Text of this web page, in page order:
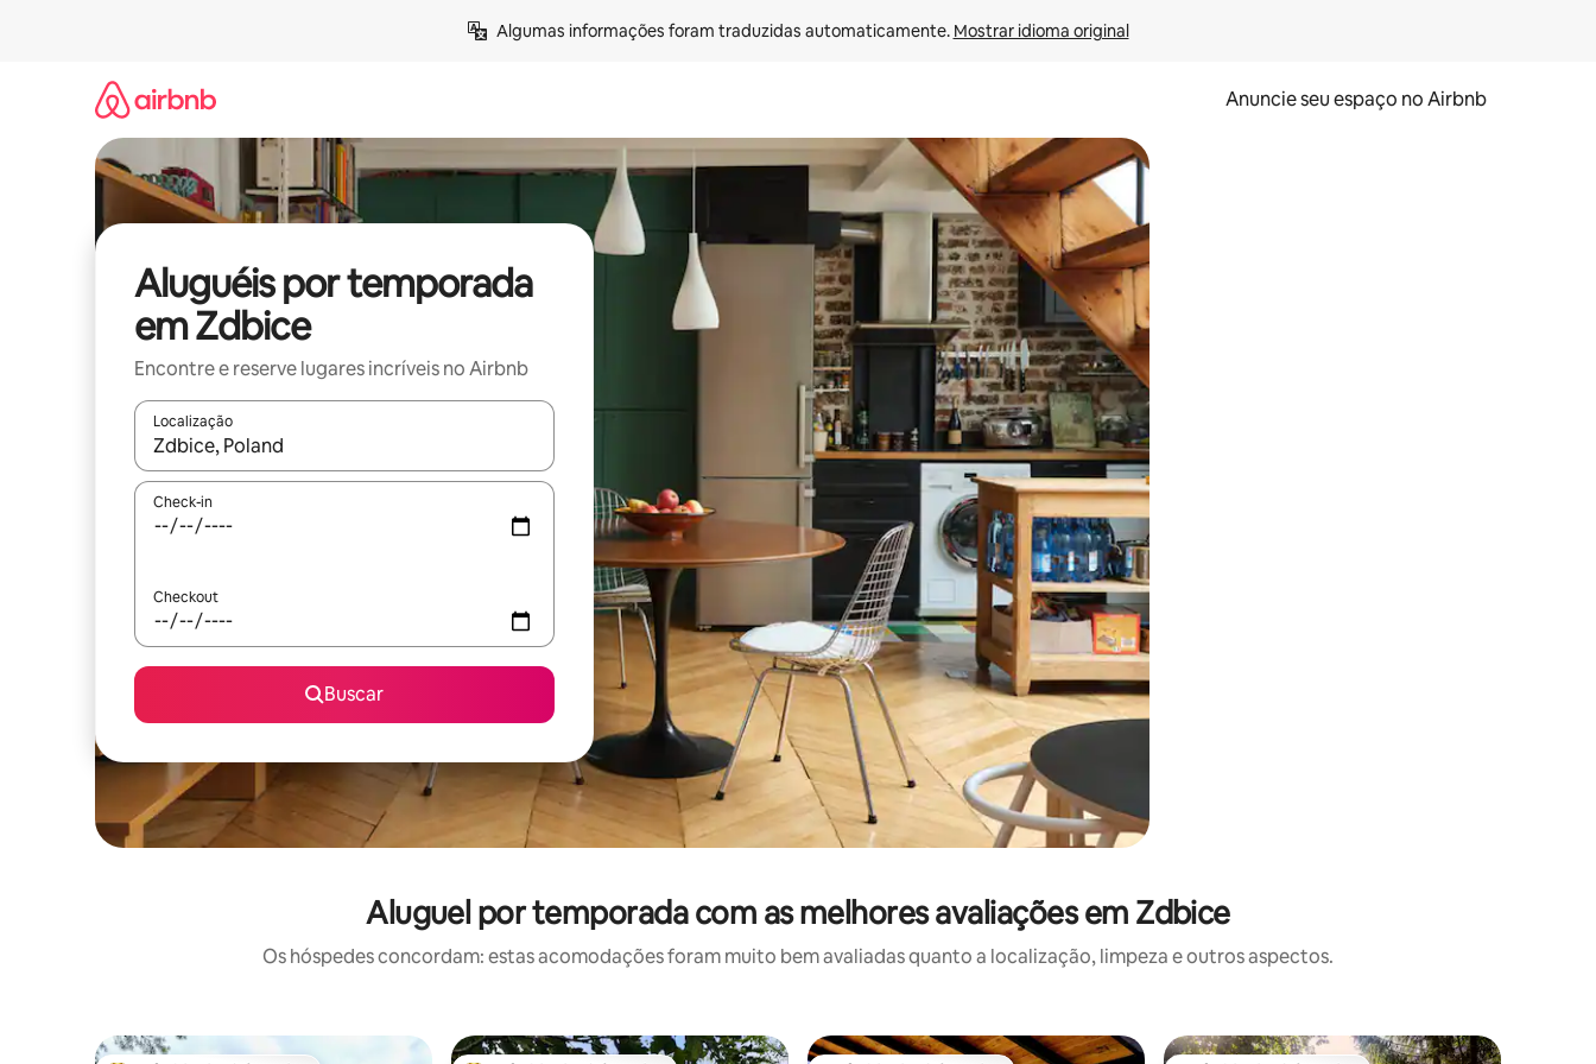
Algumas informações foram traduzidas automaticamente. Mostrar idioma original
Anuncie seu espaço no Airbnb
Aluguéis por temporada
em Zdbice
Encontre e reserve lugares incríveis no Airbnb
Localização
Quando os resultados estiverem disponíveis, explore-os usando as seta para cima e para baixo do teclado ou tocando e deslizando o dedo na tela.
Check-in
Checkout
Buscar
Aluguel por temporada com as melhores avaliações em Zdbice
Os hóspedes concordam: estas acomodações foram muito bem avaliadas quanto a localização, limpeza e outros aspectos.